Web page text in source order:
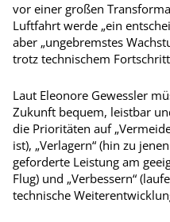
vor einer großen
Luftfahrt werde „ein
aber „ungebremstes
trotz technischem
Laut Eleonore Gewessler
Zukunft bequem, leistbar
die Prioritäten auf
ist), „Verlagern“ (hin zu
geforderte Leistung am
Flug) und „Verbessern“
technische